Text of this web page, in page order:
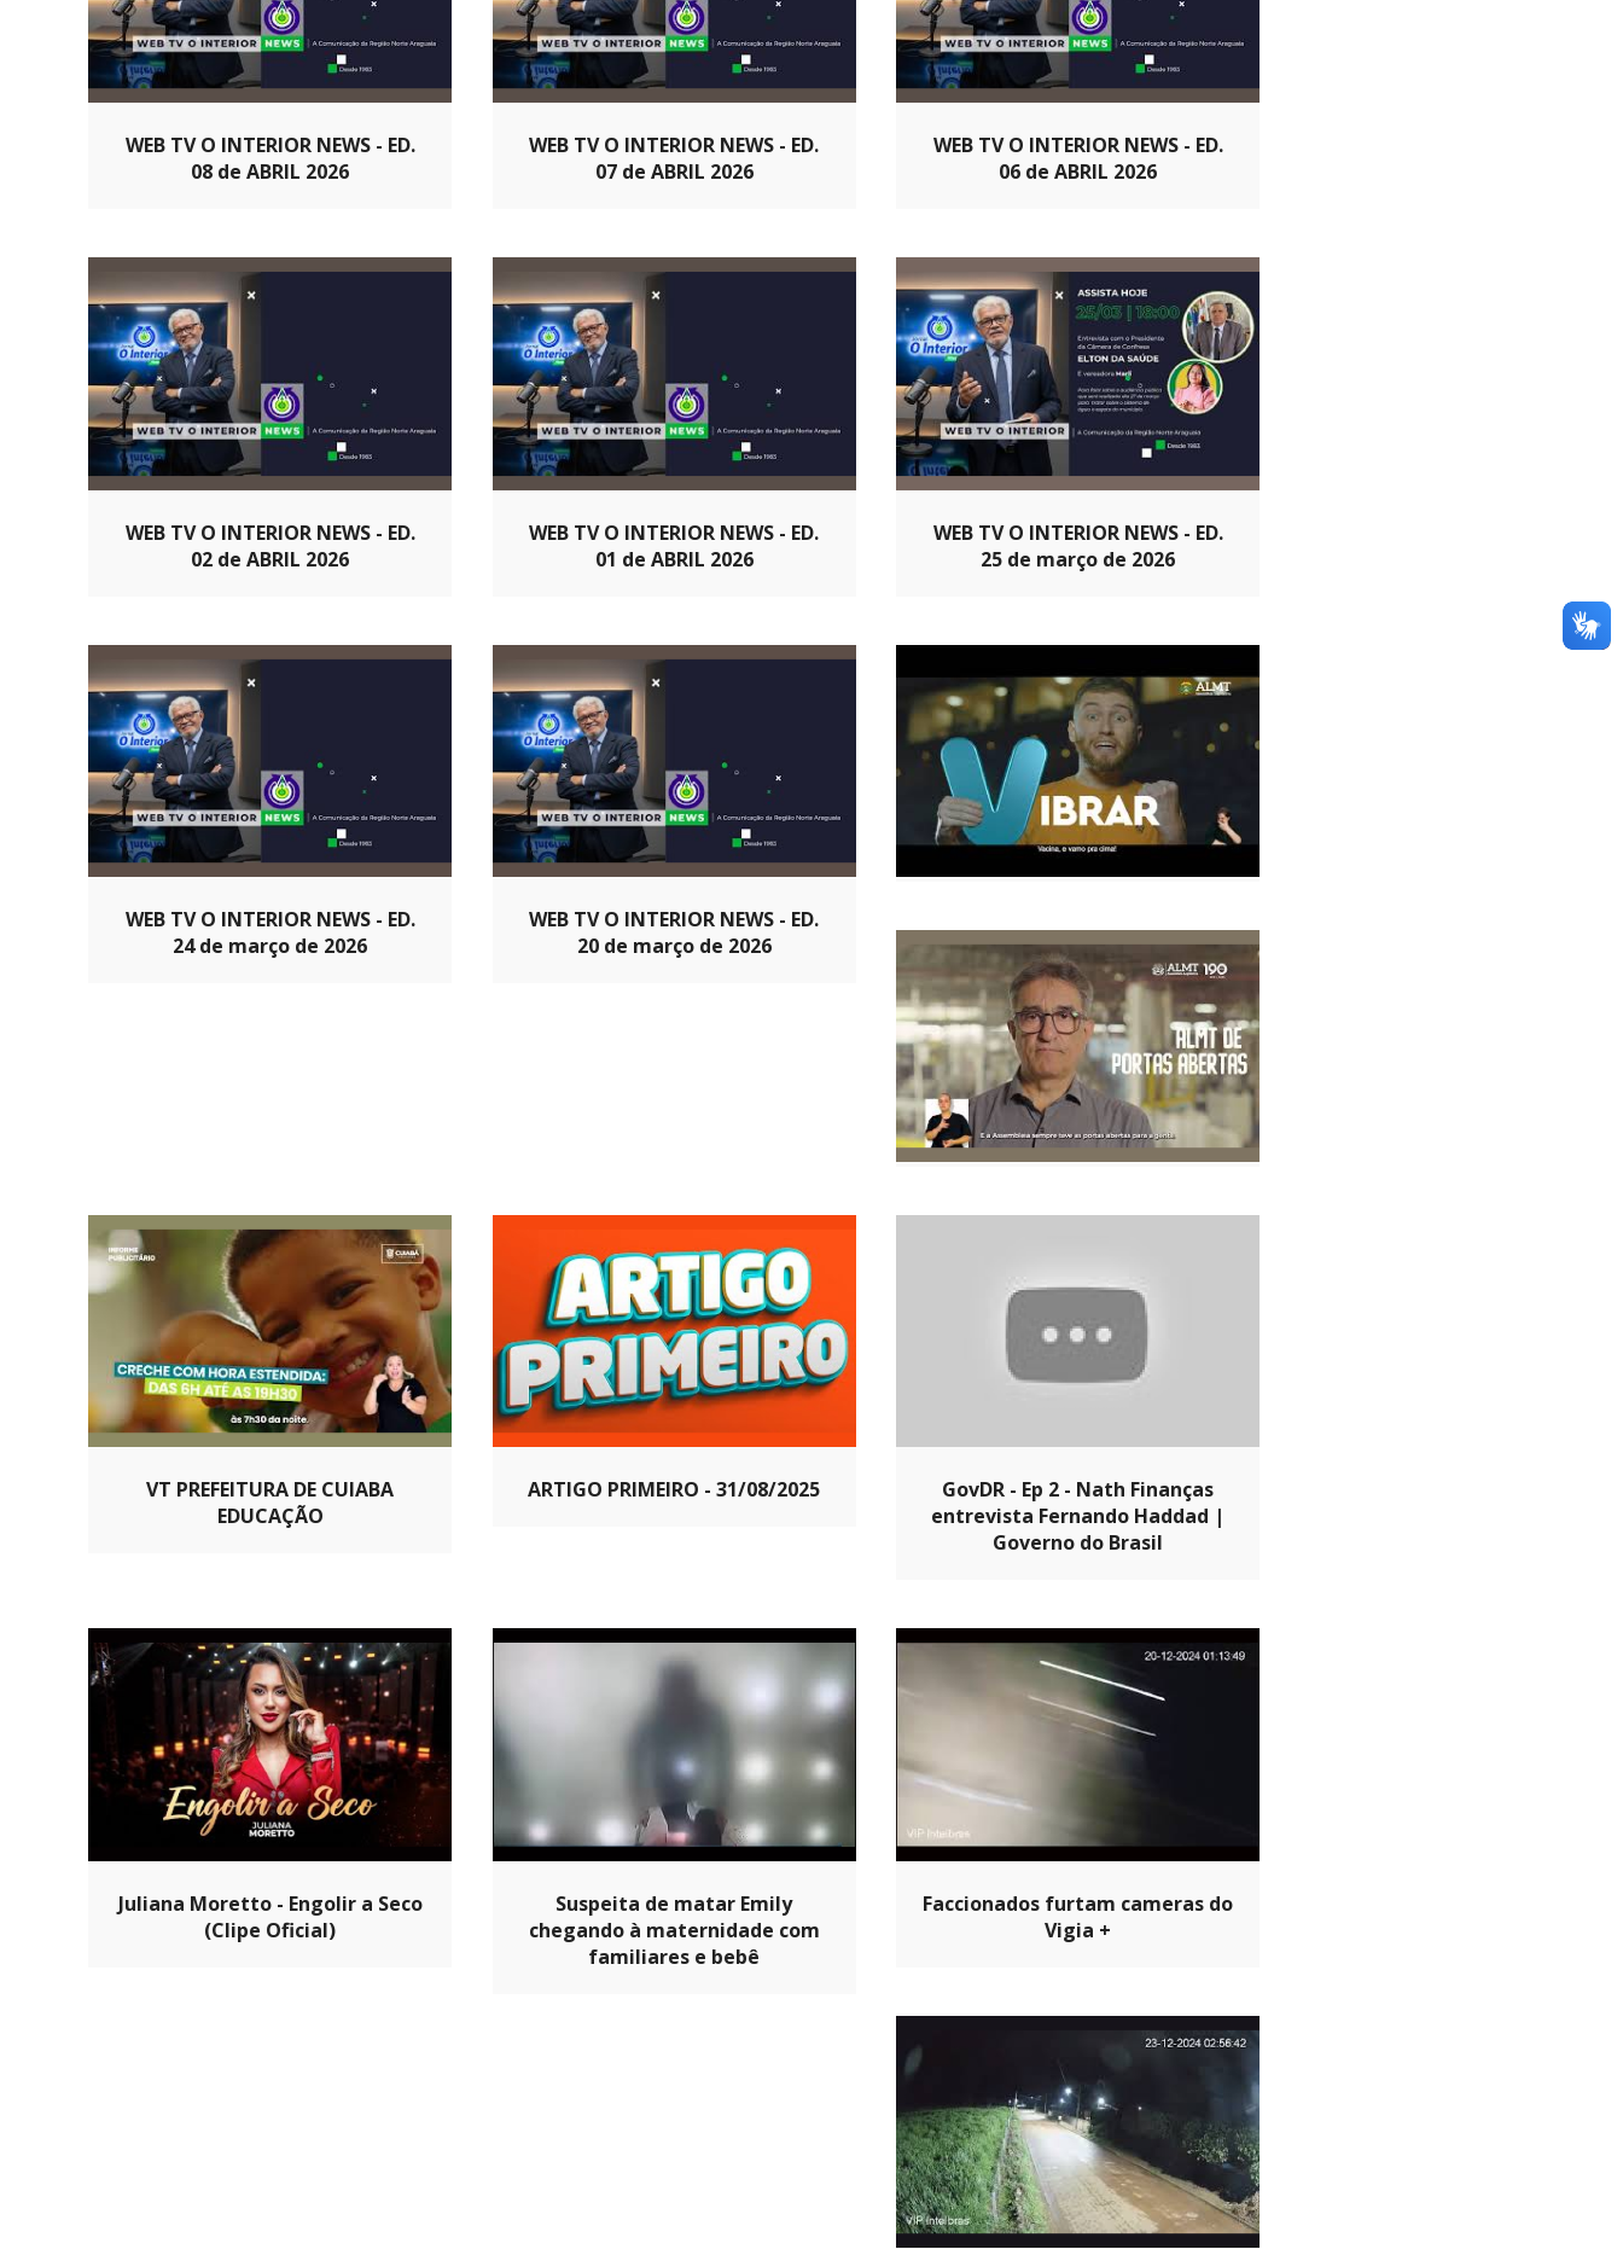
WEB TV O INTERIOR NEWS - ED.
08 de ABRIL 2026
WEB TV O INTERIOR NEWS - ED.
07 de ABRIL 2026
WEB TV O INTERIOR NEWS - ED.
06 de ABRIL 2026
WEB TV O INTERIOR NEWS - ED.
02 de ABRIL 2026
WEB TV O INTERIOR NEWS - ED.
01 de ABRIL 2026
WEB TV O INTERIOR NEWS - ED.
25 de março de 2026
WEB TV O INTERIOR NEWS - ED.
24 de março de 2026
WEB TV O INTERIOR NEWS - ED.
20 de março de 2026
VT PREFEITURA DE CUIABA
EDUCAÇÃO
ARTIGO PRIMEIRO - 31/08/2025
GovDR - Ep 2 - Nath Finanças
entrevista Fernando Haddad |
Governo do Brasil
Juliana Moretto - Engolir a Seco
(Clipe Oficial)
Suspeita de matar Emily
chegando à maternidade com
familiares e bebê
Faccionados furtam cameras do
Vigia +